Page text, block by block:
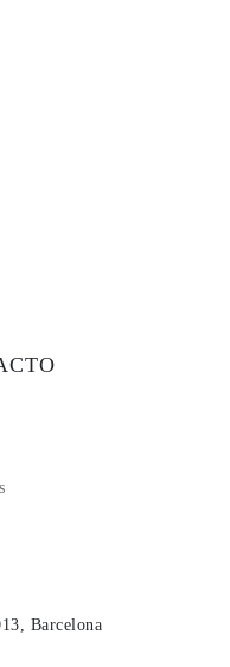
Barcelona